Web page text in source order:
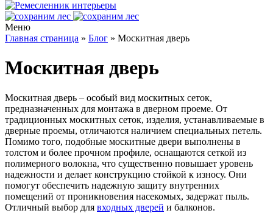
Меню
Главная страница » Блог » Москитная дверь
Москитная дверь
Москитная дверь – особый вид москитных сеток,
предназначенных для монтажа в дверном проеме. От
традиционных москитных сеток, изделия, устанавливаемые в
дверные проемы, отличаются наличием специальных петель.
Помимо того, подобные москитные двери выполнены в
толстом и более прочном профиле, оснащаются сеткой из
полимерного волокна, что существенно повышает уровень
надежности и делает конструкцию стойкой к износу. Они
помогут обеспечить надежную защиту внутренних
помещений от проникновения насекомых, задержат пыль.
Отличный выбор для входных дверей и балконов.